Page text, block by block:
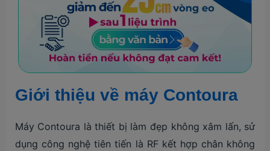
Giới thiệu về máy Contoura
Máy Contoura là thiết bị làm đẹp không xâm lấn, sử
dụng công nghệ tiên tiến là RF kết hợp chân không